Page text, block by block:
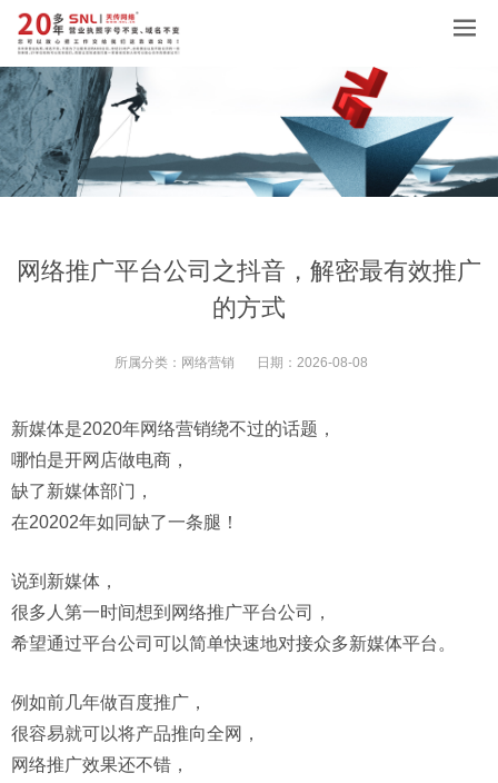
网络推广平台公司之抖音，解密最有效推广
的方式
所属分类： 网络营销 日期： 2026-08-08
新媒体是2020年网络营销绕不过的话题，
哪怕是开网店做电商，
缺了新媒体部门，
在20202年如同缺了一条腿！
说到新媒体，
很多人第一时间想到网络推广平台公司，
希望通过平台公司可以简单快速地对接众多新媒体平台。
例如前几年做百度推广，
很容易就可以将产品推向全网，
网络推广效果还不错，